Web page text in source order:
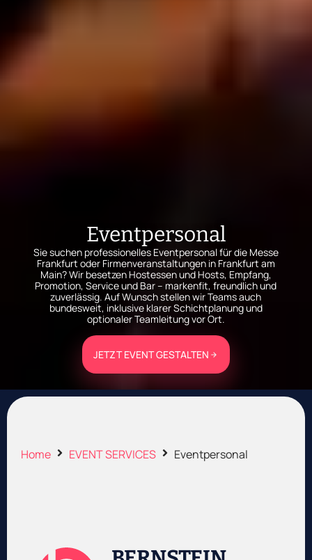
Eventpersonal
Sie suchen professionelles Eventpersonal für die Messe
Frankfurt oder Firmenveranstaltungen in Frankfurt am
Main? Wir besetzen Hostessen und Hosts, Empfang,
Promotion, Service und Bar – markenfit, freundlich und
zuverlässig. Auf Wunsch stellen wir Teams auch
bundesweit, inklusive klarer Schichtplanung und
optionaler Teamleitung vor Ort.
JETZT EVENT GESTALTEN
Home EVENT SERVICES Eventpersonal